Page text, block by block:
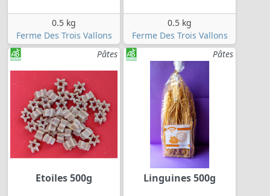
0.5 kg
Ferme Des Trois Vallons
0.5 kg
Ferme Des Trois Vallons
Pâtes
Etoiles 500g
Pâtes
Linguines 500g